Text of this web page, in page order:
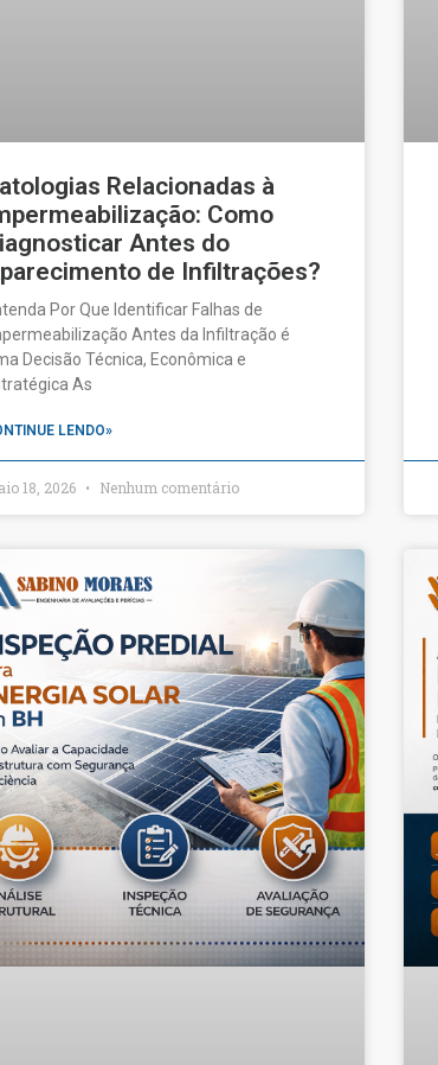
Relacionadas à
Como
Antes do
de Infiltrações?
Por Que Identificar Falhas de
Antes da Infiltração é
Decisão Técnica, Econômica e
As
LENDO»
18, 2026 Nenhum comentário